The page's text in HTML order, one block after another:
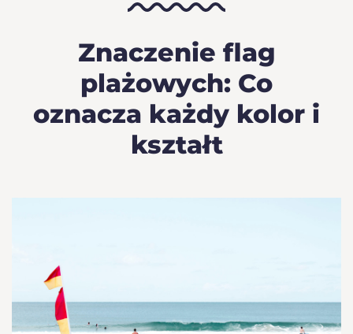
Znaczenie flag
plażowych: Co
oznacza każdy kolor i
kształt